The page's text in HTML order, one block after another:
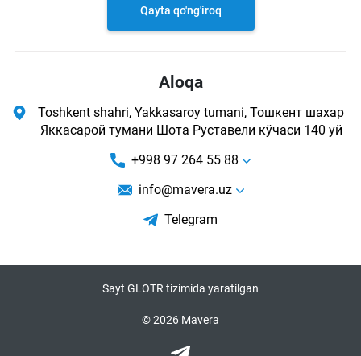
Qayta qo'ng'iroq
Aloqa
Toshkent shahri, Yakkasaroy tumani, Тошкент шахар
Яккасарой тумани Шота Руставели кўчаси 140 уй
+998 97 264 55 88
info@mavera.uz
Telegram
Sayt GLOTR tizimida yaratilgan
© 2026 Mavera